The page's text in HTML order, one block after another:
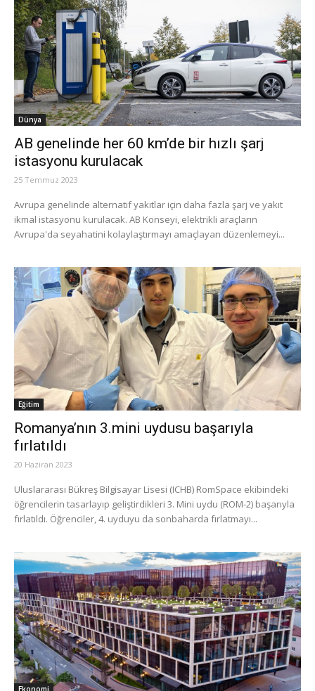
Dünya
AB genelinde her 60 km’de bir hızlı şarj
istasyonu kurulacak
25 Temmuz 2023
Avrupa genelinde alternatif yakıtlar için daha fazla şarj ve yakıt
ikmal istasyonu kurulacak. AB Konseyi, elektrikli araçların
Avrupa'da seyahatini kolaylaştırmayı amaçlayan düzenlemeyi...
Eğitim
Romanya’nın 3.mini uydusu başarıyla
fırlatıldı
20 Haziran 2023
Uluslararası Bükreş Bilgisayar Lisesi (ICHB) RomSpace ekibindeki
öğrencilerin tasarlayıp geliştirdikleri 3. Mini uydu (ROM-2) başarıyla
fırlatıldı. Öğrenciler, 4. uyduyu da sonbaharda fırlatmayı...
Ekonomi